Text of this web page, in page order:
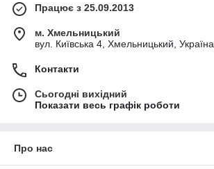
Працює з 25.09.2013
м. Хмельницький
вул. Київська 4, Хмельницький, Україна
Контакти
Сьогодні вихідний
Показати весь графік роботи
Про нас